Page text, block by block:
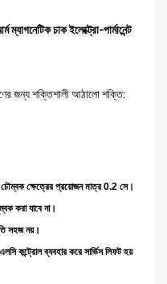
চাক ইলেক্ট্রো-পার্মানেন্ট
জন্য শক্তিশালী আঠালো শক্তি:
ক্ষেত্রের প্রয়োজন মাত্র 0.2 সে।
করা যাবে না।
সহজ নয়।
কন্ট্রোল ব্যবহার করে সার্ভিস লিফট হয়